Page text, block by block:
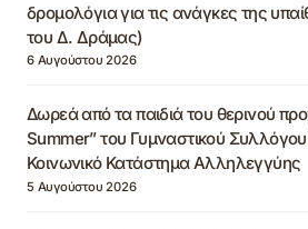
δρομολόγια για τις ανάγκες της
του Δ. Δράμας)
6 Αυγούστου 2026
Δωρεά από τα παιδιά του θερινού
Summer” του Γυμναστικού
Κοινωνικό Κατάστημα Αλληλεγγύης
5 Αυγούστου 2026